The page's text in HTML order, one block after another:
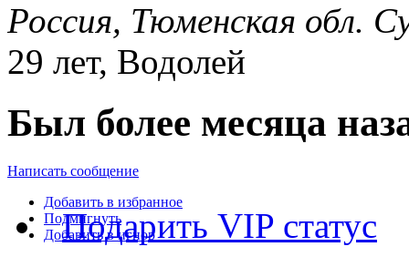
Россия, Тюменская обл.
29 лет, Водолей
Был более месяца
Написать сообщение
Добавить в избранное
Подмигнуть
Добавить в игнор
Подарить VIP статус